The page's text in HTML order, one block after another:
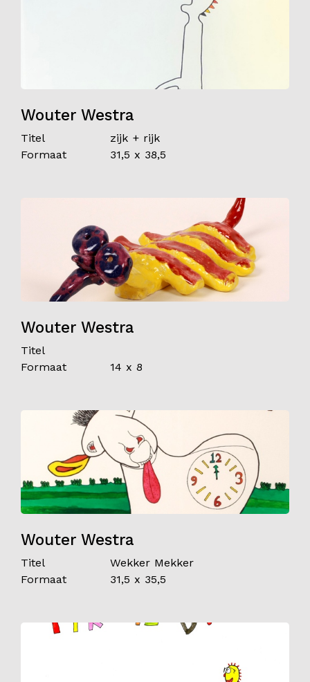
Wouter Westra
Titel
zijk + rijk
Formaat
31,5 x 38,5
Wouter Westra
Titel
Formaat
14 x 8
Wouter Westra
Titel
Wekker Mekker
Formaat
31,5 x 35,5